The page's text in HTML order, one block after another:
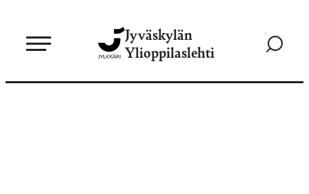
sisältöön
Jyväskylän
Ylioppilaslehti
Siirry